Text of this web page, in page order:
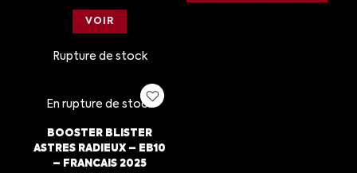
VOIR
Rupture de stock
En rupture de stock
BOOSTER BLISTER
ASTRES RADIEUX – EB10
– FRANCAIS 2025